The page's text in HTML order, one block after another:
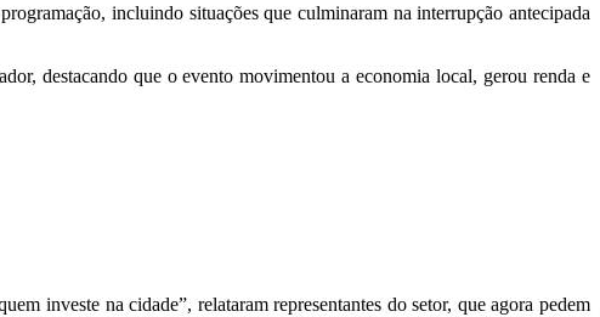
incluindo situações que culminaram na interrupção antecipada
destacando que o evento movimentou a economia local, gerou renda e
investe na cidade”, relataram representantes do setor, que agora pedem